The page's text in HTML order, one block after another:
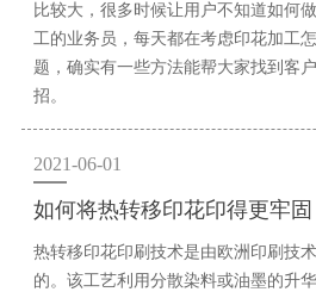
比较大，很多时候让用户不知道如何
工的业务员，每天都在考虑印花加工
题，确实有一些方法能帮大家找到客
招。
2021-06-01
如何将热转移印花印得更牢固
热转移印花印刷技术是由欧洲印刷技
的。该工艺利用分散染料或油墨的升